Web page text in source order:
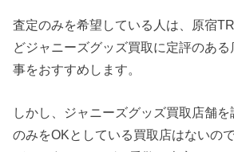
査定のみを希望している人は、原宿
どジャニーズグッズ買取に定評のあ
事をおすすめします。
しかし、ジャニーズグッズ買取店舗
のみをOKとしている買取店はないの